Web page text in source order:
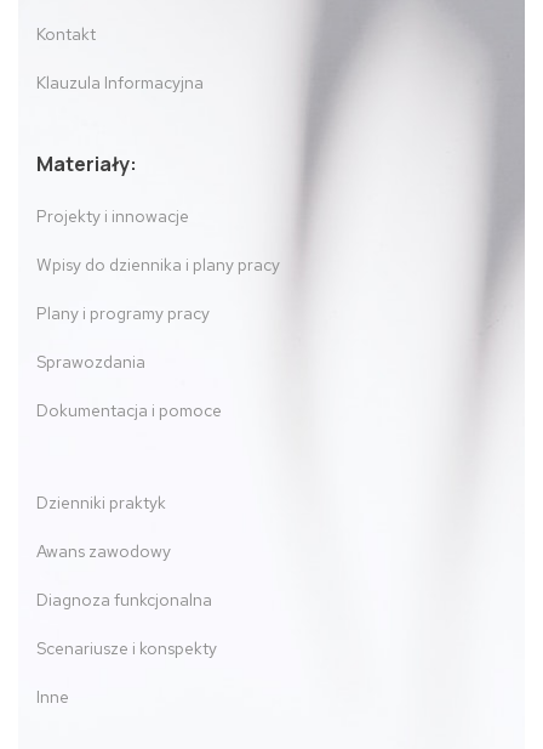
Kontakt
Klauzula Informacyjna
Materiały:
Projekty i innowacje
Wpisy do dziennika i plany pracy
Plany i programy pracy
Sprawozdania
Dokumentacja i pomoce
Dzienniki praktyk
Awans zawodowy
Diagnoza funkcjonalna
Scenariusze i konspekty
Inne